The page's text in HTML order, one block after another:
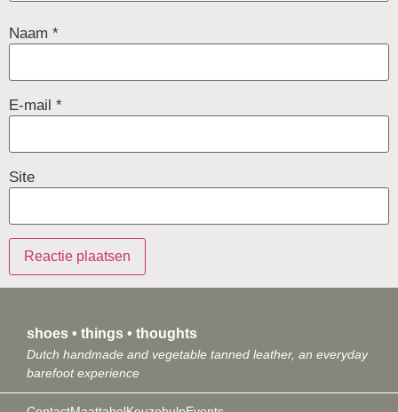
Naam *
E-mail *
Site
shoes • things • thoughts
Dutch handmade and vegetable tanned leather, an everyday
barefoot experience